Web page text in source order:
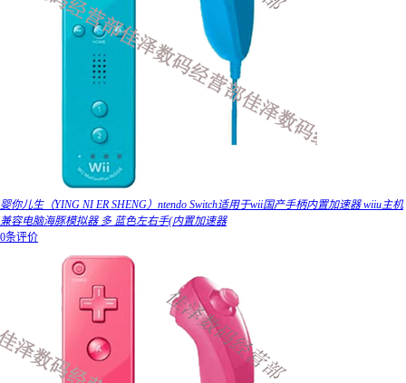
婴你儿生（YING NI ER SHENG）ntendo Switch适用于wii国产手柄内置加速器 wiiu主机
兼容电脑海豚模拟器 多 蓝色左右手(内置加速器
0条评价